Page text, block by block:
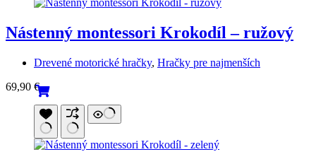
Nástenný montessori Krokodíl – ružový
Drevené motorické hračky, Hračky pre najmenších
69,90 €